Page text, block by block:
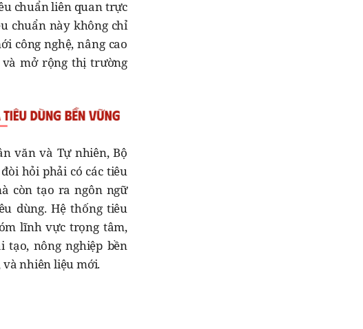
chuẩn liên quan trực
chuẩn này không chỉ
công nghệ, nâng cao
mở rộng thị trường
văn và Tự nhiên, Bộ
hỏi phải có các tiêu
còn tạo ra ngôn ngữ
dùng. Hệ thống tiêu
lĩnh vực trọng tâm,
nông nghiệp bền
nhiên liệu mới.